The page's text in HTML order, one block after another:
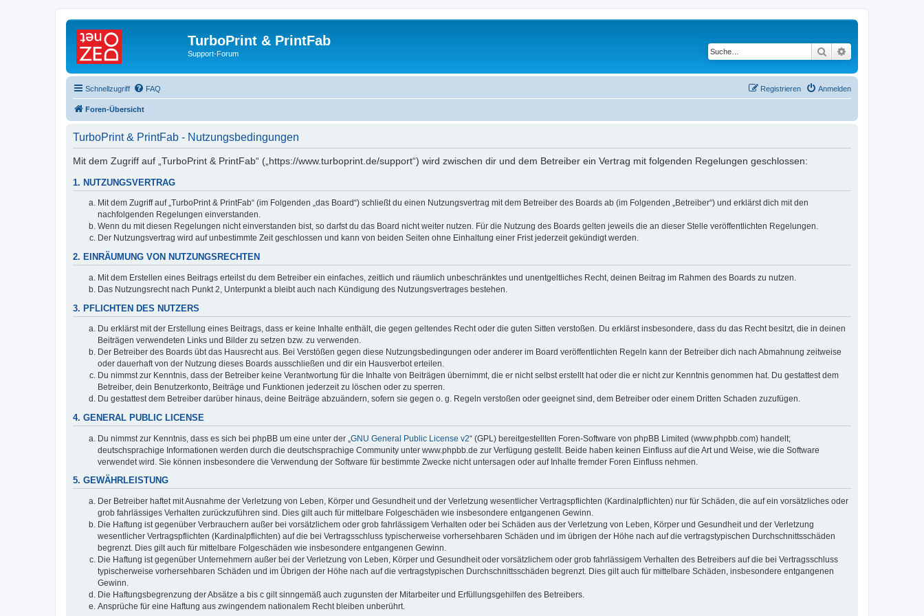
TurboPrint & PrintFab
Support-Forum Suche
Schnellzugriff FAQ Anmelden
Registrieren
Foren-Übersicht
TurboPrint & PrintFab - Nutzungsbedingungen
Mit dem Zugriff auf „TurboPrint & PrintFab“ („https://www.turboprint.de/support“) wird zwischen dir und dem Betreiber ein Vertrag mit folgenden Regelungen geschlossen:
1. NUTZUNGSVERTRAG
Mit dem Zugriff auf „TurboPrint & PrintFab“ (im Folgenden „das Board“) schließt du einen Nutzungsvertrag mit dem Betreiber des Boards ab (im Folgenden „Betreiber“) und erklärst dich mit den
nachfolgenden Regelungen einverstanden.
Wenn du mit diesen Regelungen nicht einverstanden bist, so darfst du das Board nicht weiter nutzen. Für die Nutzung des Boards gelten jeweils die an dieser Stelle veröffentlichten Regelungen.
Der Nutzungsvertrag wird auf unbestimmte Zeit geschlossen und kann von beiden Seiten ohne Einhaltung einer Frist jederzeit gekündigt werden.
2. EINRÄUMUNG VON NUTZUNGSRECHTEN
Mit dem Erstellen eines Beitrags erteilst du dem Betreiber ein einfaches, zeitlich und räumlich unbeschränktes und unentgeltliches Recht, deinen Beitrag im Rahmen des Boards zu nutzen.
Das Nutzungsrecht nach Punkt 2, Unterpunkt a bleibt auch nach Kündigung des Nutzungsvertrages bestehen.
3. PFLICHTEN DES NUTZERS
Du erklärst mit der Erstellung eines Beitrags, dass er keine Inhalte enthält, die gegen geltendes Recht oder die guten Sitten verstoßen. Du erklärst insbesondere, dass du das Recht besitzt, die in deinen
Beiträgen verwendeten Links und Bilder zu setzen bzw. zu verwenden.
Der Betreiber des Boards übt das Hausrecht aus. Bei Verstößen gegen diese Nutzungsbedingungen oder anderer im Board veröffentlichten Regeln kann der Betreiber dich nach Abmahnung zeitweise
oder dauerhaft von der Nutzung dieses Boards ausschließen und dir ein Hausverbot erteilen.
Du nimmst zur Kenntnis, dass der Betreiber keine Verantwortung für die Inhalte von Beiträgen übernimmt, die er nicht selbst erstellt hat oder die er nicht zur Kenntnis genommen hat. Du gestattest dem
Betreiber, dein Benutzerkonto, Beiträge und Funktionen jederzeit zu löschen oder zu sperren.
Du gestattest dem Betreiber darüber hinaus, deine Beiträge abzuändern, sofern sie gegen o. g. Regeln verstoßen oder geeignet sind, dem Betreiber oder einem Dritten Schaden zuzufügen.
4. GENERAL PUBLIC LICENSE
Du nimmst zur Kenntnis, dass es sich bei phpBB um eine unter der „ GNU General Public License v2“ (GPL) bereitgestellten Foren-Software von phpBB Limited (www.phpbb.com) handelt;
deutschsprachige Informationen werden durch die deutschsprachige Community unter www.phpbb.de zur Verfügung gestellt. Beide haben keinen Einfluss auf die Art und Weise, wie die Software
verwendet wird. Sie können insbesondere die Verwendung der Software für bestimmte Zwecke nicht untersagen oder auf Inhalte fremder Foren Einfluss nehmen.
5. GEWÄHRLEISTUNG
Der Betreiber haftet mit Ausnahme der Verletzung von Leben, Körper und Gesundheit und der Verletzung wesentlicher Vertragspflichten (Kardinalpflichten) nur für Schäden, die auf ein vorsätzliches oder
grob fahrlässiges Verhalten zurückzuführen sind. Dies gilt auch für mittelbare Folgeschäden wie insbesondere entgangenen Gewinn.
Die Haftung ist gegenüber Verbrauchern außer bei vorsätzlichem oder grob fahrlässigem Verhalten oder bei Schäden aus der Verletzung von Leben, Körper und Gesundheit und der Verletzung
wesentlicher Vertragspflichten (Kardinalpflichten) auf die bei Vertragsschluss typischerweise vorhersehbaren Schäden und im übrigen der Höhe nach auf die vertragstypischen Durchschnittsschäden
begrenzt. Dies gilt auch für mittelbare Folgeschäden wie insbesondere entgangenen Gewinn.
Die Haftung ist gegenüber Unternehmern außer bei der Verletzung von Leben, Körper und Gesundheit oder vorsätzlichem oder grob fahrlässigem Verhalten des Betreibers auf die bei Vertragsschluss
typischerweise vorhersehbaren Schäden und im Übrigen der Höhe nach auf die vertragstypischen Durchschnittsschäden begrenzt. Dies gilt auch für mittelbare Schäden, insbesondere entgangenen
Gewinn.
Die Haftungsbegrenzung der Absätze a bis c gilt sinngemäß auch zugunsten der Mitarbeiter und Erfüllungsgehilfen des Betreibers.
Ansprüche für eine Haftung aus zwingendem nationalem Recht bleiben unberührt.